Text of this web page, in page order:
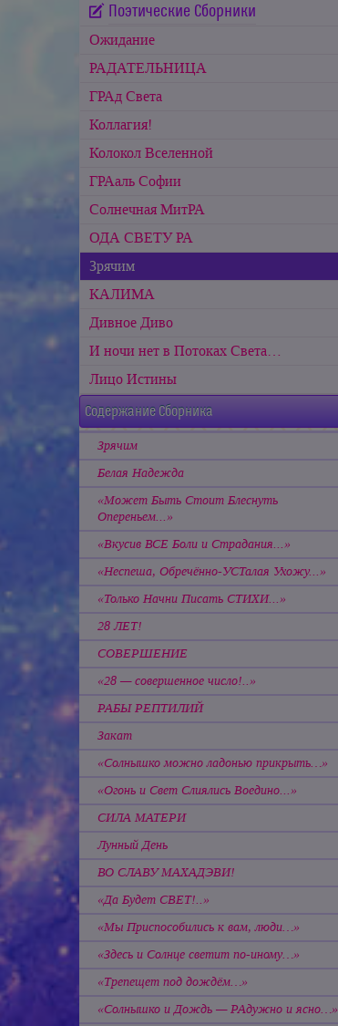
Поэтические Сборники
Ожидание
РАДАТЕЛЬНИЦА
ГРАд Света
Коллагия!
Колокол Вселенной
ГРАаль Софии
Cолнечная МитРА
ОДА СВЕТУ РА
Зрячим
КАЛИМА
Дивное Диво
И ночи нет в Потоках Света…
Лицо Истины
Содержание Сборника
Зрячим
Белая Надежда
«Может Быть Стоит Блеснуть
Опереньем...»
«Вкусив ВСЕ Боли и Страдания...»
«Неспеша, Обречённо-УСТалая Ухожу...»
«Только Начни Писать СТИХИ...»
28 ЛЕТ!
СОВЕРШЕНИЕ
«28 — совершенное число!..»
РАБЫ РЕПТИЛИЙ
Закат
«Солнышко можно ладонью прикрыть…»
«Огонь и Свет Слиялись Воедино...»
СИЛА МАТЕРИ
Лунный День
ВО СЛАВУ МАХАДЭВИ!
«Да Будет СВЕТ!..»
«Мы Приспособились к вам, люди…»
«Здесь и Солнце светит по-иному…»
«Трепещет под дождём…»
«Солнышко и Дождь — РАдужно и ясно…»